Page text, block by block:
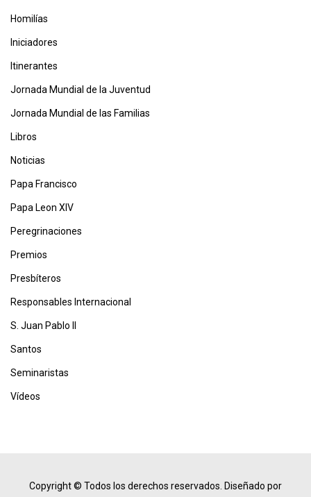
Homilías
Iniciadores
Itinerantes
Jornada Mundial de la Juventud
Jornada Mundial de las Familias
Libros
Noticias
Papa Francisco
Papa Leon XIV
Peregrinaciones
Premios
Presbíteros
Responsables Internacional
S. Juan Pablo II
Santos
Seminaristas
Vídeos
Copyright © Todos los derechos reservados. Diseñado por